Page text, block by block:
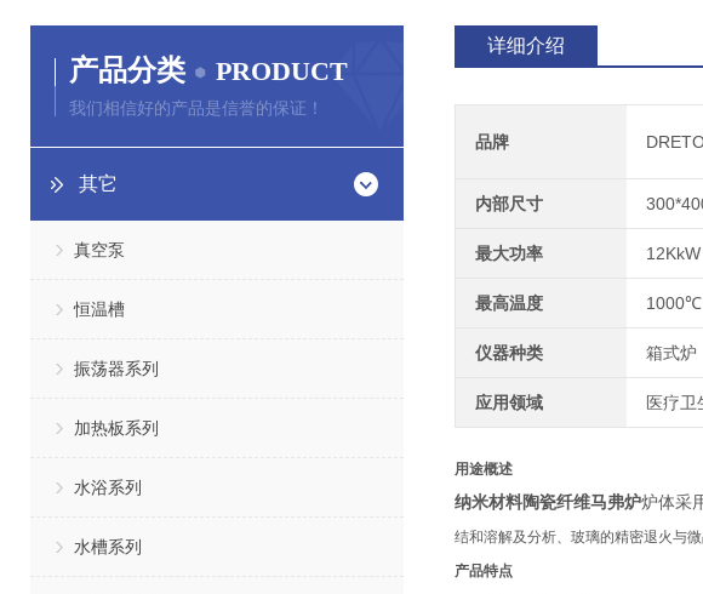
产品分类 PRODUCT
我们相信好的产品是信誉的保证！
其它
真空泵
恒温槽
振荡器系列
加热板系列
水浴系列
水槽系列
详细介绍
品牌
内部尺寸
最大功率 12KkW
最高温度 1000℃
仪器种类 箱式炉
应用领域 医疗卫
用途概述
纳米材料陶瓷纤维马弗炉炉体采
结和溶解及分析、玻璃的精密退火与
产品特点